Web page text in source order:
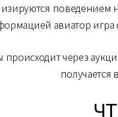
поведением
авиатор
происходит через